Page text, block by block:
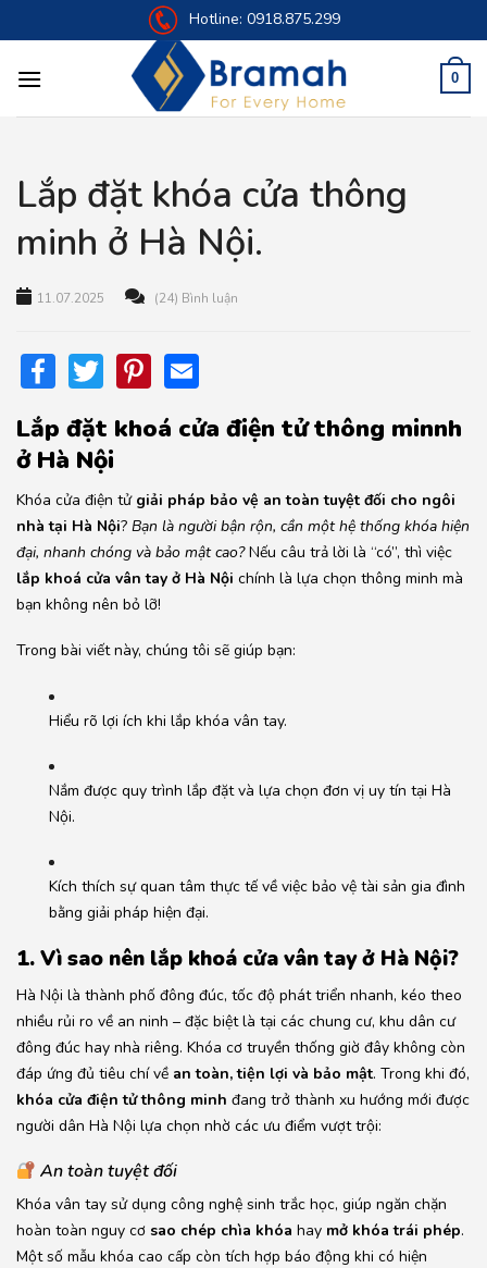
to
Hotline: 0918.875.299
0
Lắp đặt khóa cửa thông
minh ở Hà Nội.
11.07.2025 (24) Bình luận
Facebook
TwitterPinterest
Lắp đặt khoá cửa điện tử thông minnh
ở Hà Nội
Khóa cửa điện tử giải pháp bảo vệ an toàn tuyệt đối cho ngôi
nhà tại Hà Nội? Bạn là người bận rộn, cần một hệ thống khóa hiện
đại, nhanh chóng và bảo mật cao?Nếu câu trả lời là “có”, thì việc
lắp khoá cửa vân tay ở Hà Nội chính là lựa chọn thông minh mà
bạn không nên bỏ lỡ!
Trong bài viết này, chúng tôi sẽ giúp bạn:
Hiểu rõ lợi ích khi lắp khóa vân tay.
Nắm được quy trình lắp đặt và lựa chọn đơn vị uy tín tại Hà
Nội.
Kích thích sự quan tâm thực tế về việc bảo vệ tài sản gia đình
bằng giải pháp hiện đại.
1. Vì sao nên lắp khoá cửa vân tay ở Hà Nội?
Hà Nội là thành phố đông đúc, tốc độ phát triển nhanh, kéo theo
nhiều rủi ro về an ninh – đặc biệt là tại các chung cư, khu dân cư
đông đúc hay nhà riêng. Khóa cơ truyền thống giờ đây không còn
đáp ứng đủ tiêu chí về an toàn, tiện lợi và bảo mật. Trong khi đó,
khóa cửa điện tử thông minh đang trở thành xu hướng mới được
người dân Hà Nội lựa chọn nhờ các ưu điểm vượt trội:
An toàn tuyệt đối
Khóa vân tay sử dụng công nghệ sinh trắc học, giúp ngăn chặn
hoàn toàn nguy cơ sao chép chìa khóa hay mở khóa trái phép.
Một số mẫu khóa cao cấp còn tích hợp báo động khi có hiện